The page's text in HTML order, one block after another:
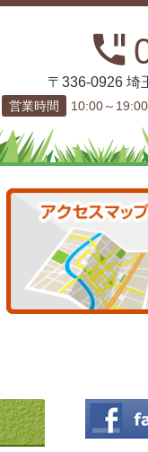
〒336-0926 埼
営業時間 10:00～